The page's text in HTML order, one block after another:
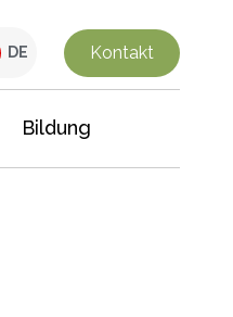
DE Kontakt
Bildung